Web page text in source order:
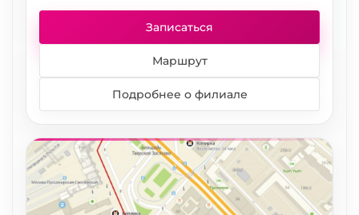
Записаться
Маршрут
Подробнее о филиале